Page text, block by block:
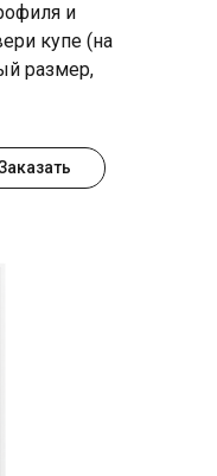
и
купе (на
размер,